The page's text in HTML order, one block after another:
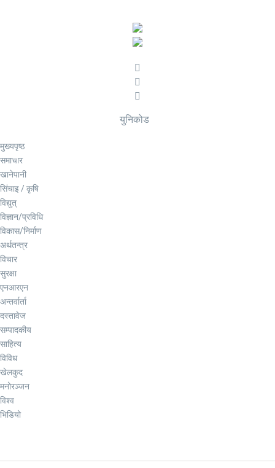
युनिकोड
मुख्यपृष्ठ
समाचार
खानेपानी
सिंचाइ / कृषि
विद्युत्
विज्ञान/प्रविधि
विकास/निर्माण
अर्थतन्त्र
विचार
सुरक्षा
एनआरएन
अन्तर्वार्ता
दस्तावेज
सम्पादकीय
साहित्य
विविध
खेलकुद
मनोरञ्जन
विश्व
भिडियो